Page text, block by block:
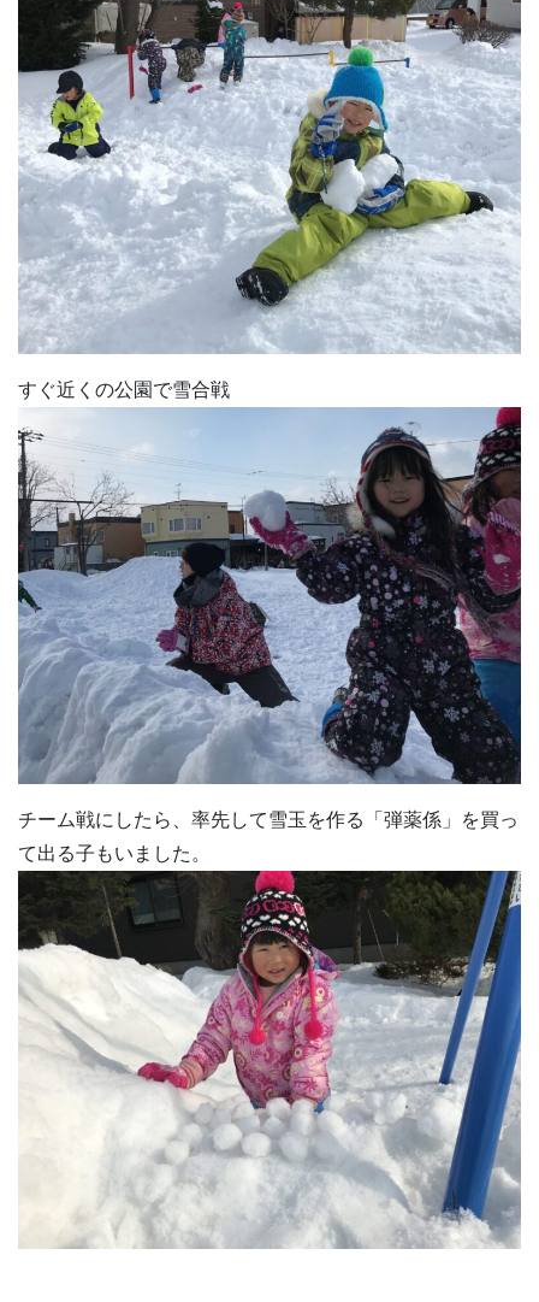
すぐ近くの公園で雪合戦
チーム戦にしたら、率先して雪玉を作る「弾薬係」を買っ
て出る子もいました。